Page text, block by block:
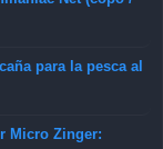
para la pesca al
Micro Zinger: